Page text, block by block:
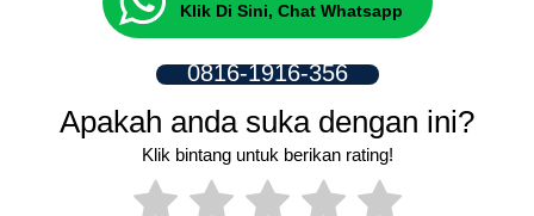
Klik Di Sini, Chat Whatsapp
0816-1916-356
Apakah anda suka dengan ini?
Klik bintang untuk berikan rating!